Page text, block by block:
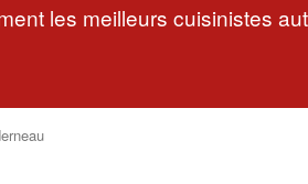
les meilleurs cuisinistes